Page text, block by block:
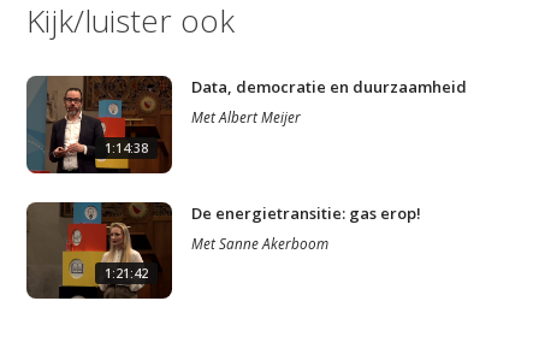
Home
Kijk/luister ook
1:14:38
Data, democratie en duurzaamheid
MetAlbert Meijer
1:21:42
De energietransitie: gas erop!
MetSanne Akerboom